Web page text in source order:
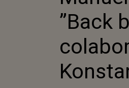
”Back